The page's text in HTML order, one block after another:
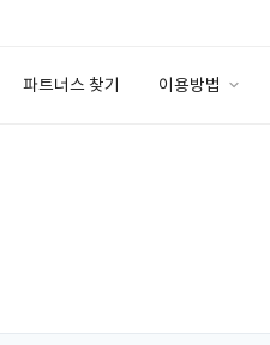
파트너스 찾기 이용방법